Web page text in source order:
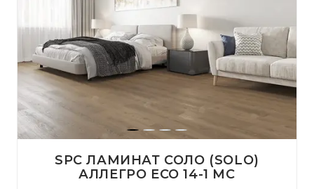
SPC ЛАМИНАТ СОЛО (SOLO)
АЛЛЕГРО ЕСО 14-1 MC